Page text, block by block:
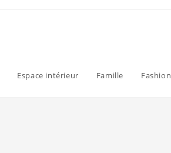
Espace intérieur Famille Fashion